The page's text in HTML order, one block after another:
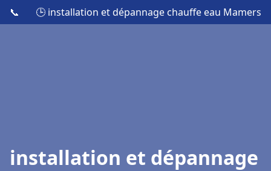
📞 🕒 installation et dépannage chauffe eau Mamers
installation et dépannage